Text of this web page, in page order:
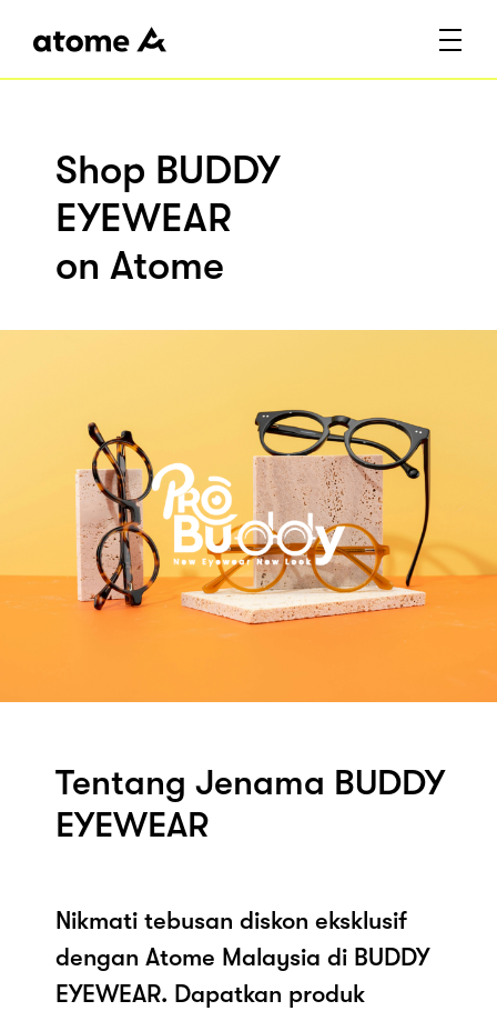
Shop BUDDY
EYEWEAR
on Atome
Tentang Jenama BUDDY
EYEWEAR
Nikmati tebusan diskon eksklusif
dengan Atome Malaysia di BUDDY
EYEWEAR. Dapatkan produk